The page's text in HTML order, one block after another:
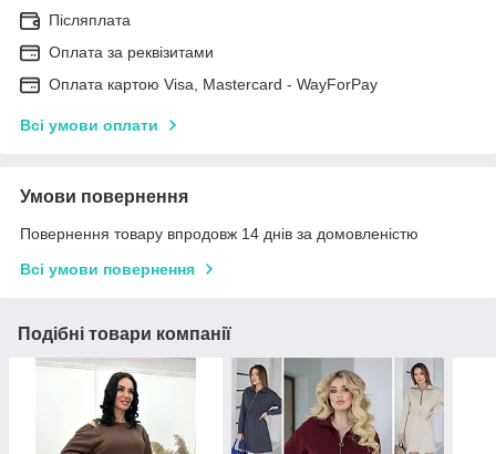
Післяплата
Оплата за реквізитами
Оплата картою Visa, Mastercard - WayForPay
Всі умови оплати
Умови повернення
Повернення товару впродовж 14 днів за домовленістю
Всі умови повернення
Подібні товари компанії